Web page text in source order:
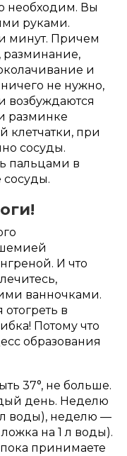
необходим. Вы
руками.
минут. Причем
разминание,
и
не нужно,
возбуждаются
разминке
клетчатки, при
сосуды.
пальцами в
сосуды.
И что
ванночками.
в
Потому что
образования
37°, не больше.
день. Неделю
л воды), неделю —
на 1 л воды).
принимаете